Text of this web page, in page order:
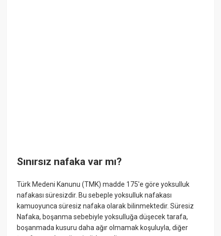
Sınırsız nafaka var mı?
Türk Medeni Kanunu (TMK) madde 175'e göre yoksulluk
nafakası süresizdir. Bu sebeple yoksulluk nafakası
kamuoyunca süresiz nafaka olarak bilinmektedir. Süresiz
Nafaka, boşanma sebebiyle yoksulluğa düşecek tarafa,
boşanmada kusuru daha ağır olmamak koşuluyla, diğer